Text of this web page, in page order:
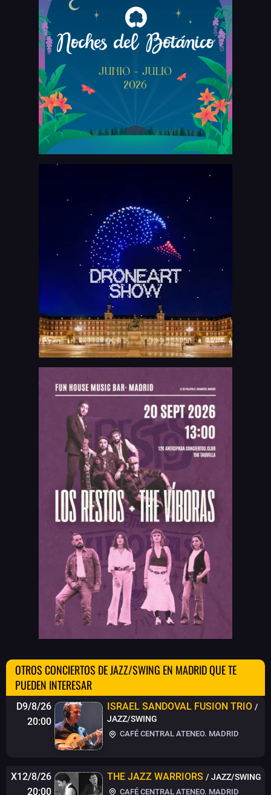
OTROS CONCIERTOS DE JAZZ/SWING EN MADRID QUE TE
PUEDEN INTERESAR
D9/8/26
20:00
ISRAEL SANDOVAL FUSION TRIO /
JAZZ/SWING
CAFÉ CENTRAL ATENEO. MADRID
X12/8/26
20:00
THE JAZZ WARRIORS / JAZZ/SWING
CAFÉ CENTRAL ATENEO. MADRID